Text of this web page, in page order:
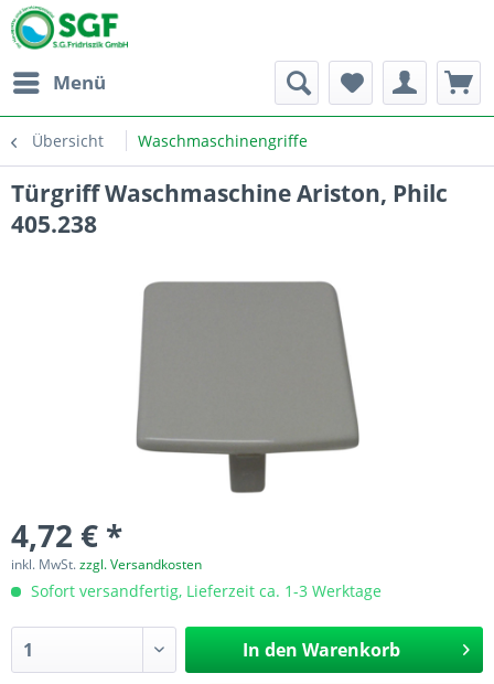
Menü
Übersicht Waschmaschinengriffe
Türgriff Waschmaschine Ariston, Philc
405.238
4,72 € *
inkl. MwSt.zzgl. Versandkosten
Sofort versandfertig, Lieferzeit ca. 1-3 Werktage
In den Warenkorb